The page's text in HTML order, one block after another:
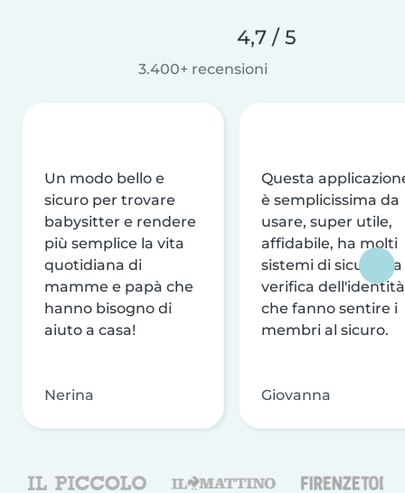
4,7 / 5
3.400+ recensioni
Un modo bello e
sicuro per trovare
babysitter e rendere
più semplice la vita
quotidiana di
mamme e papà che
hanno bisogno di
aiuto a casa!
Nerina
Questa
è semplicissima da
usare, super utile,
affidabile, ha molti
sistemi di sicurezza
verifica dell'identità
che fanno sentire i
membri al sicuro.
Giovanna